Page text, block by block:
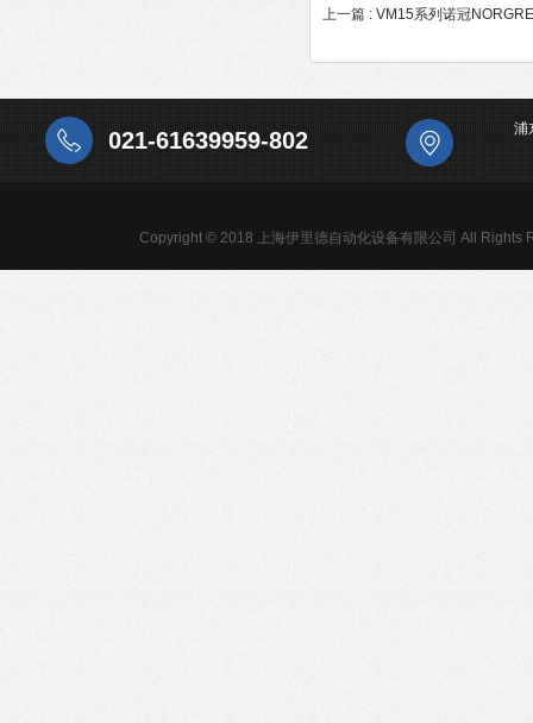
上一篇 : VM15系列诺冠
021-61639959-802 浦
Copyright © 2018 上海伊里德自动化设备有限公司 All Rights